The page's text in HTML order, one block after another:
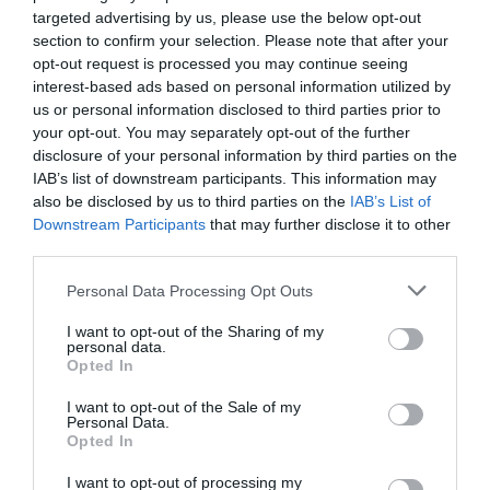
targeted advertising by us, please use the below opt-out
section to confirm your selection. Please note that after your
opt-out request is processed you may continue seeing
interest-based ads based on personal information utilized by
us or personal information disclosed to third parties prior to
your opt-out. You may separately opt-out of the further
disclosure of your personal information by third parties on the
IAB’s list of downstream participants. This information may
also be disclosed by us to third parties on the IAB’s List of
Downstream Participants that may further disclose it to other
Personal Data Processing Opt Outs
I want to opt-out of the Sharing of my
personal data.
Opted In
I want to opt-out of the Sale of my
Personal Data.
Opted In
I want to opt-out of processing my
kiállítótere. Sikeres tervpályázati
eredménnyel rendelkezik az új épületére és
zajlik is a tervezési folyamat. Számos kreatív
és sikeres kiállítást valósítottunk meg, és
több kiadványt is csináltunk. Ezt felsorolva
büszke vagyok erre az öt évre. Szép ívet
tudtunk húzni és képesek voltunk
folyamatosan szintet lépni. Egy csak papíron
És újabb öt év alatt meddig lehet eljutni?
AZ ÁLMOM, HOGY ÖT ÉV MÚLVA
MEGNYISSON AZ ÚJ ÉPÍTÉSZETI
MÚZEUM.